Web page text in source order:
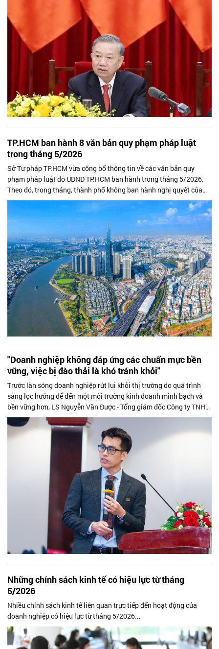
TP.HCM ban hành 8 văn bản quy phạm pháp luật
trong tháng 5/2026
Sở Tư pháp TP.HCM vừa công bố thông tin về các văn bản quy
phạm pháp luật do UBND TP.HCM ban hành trong tháng 5/2026.
Theo đó, trong tháng, thành phố không ban hành nghị quyết của
HĐND nhưng đã ban hành 8 quyết định quan trọng liên quan đến
quản lý tài sản công, quản lý người nước ngoài, công tác cán bộ,
mua sắm công, chuyển đổi số và phong trào thi đua xây dựng đời
"Doanh nghiệp không đáp ứng các chuẩn mực bền
vững, việc bị đào thải là khó tránh khỏi"
Trước làn sóng doanh nghiệp rút lui khỏi thị trường do quá trình
sàng lọc hướng để đến một môi trường kinh doanh minh bạch và
bền vững hơn, LS Nguyễn Văn Được - Tổng giám đốc Công ty TNHH
Kế toán và Tư vấn Thuế Trọng Tín đã chia sẻ góc nhìn với Doanh
Nhân Sài Gòn.
Những chính sách kinh tế có hiệu lực từ tháng
5/2026
Nhiều chính sách kinh tế liên quan trực tiếp đến hoạt động của
doanh nghiệp có hiệu lực từ tháng 5/2026...